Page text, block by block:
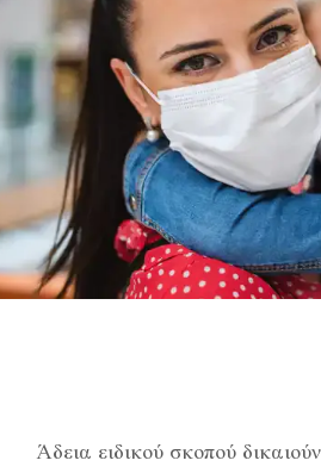
Άδεια ειδικού σκοπού